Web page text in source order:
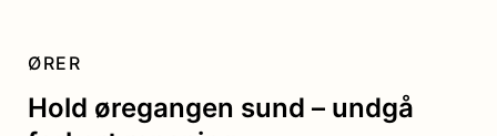
Hold øregangen sund – undgå
ØRER